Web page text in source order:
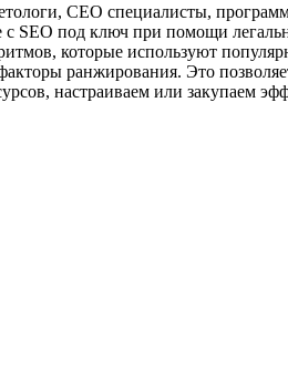
СЕО специалисты,
SEO под ключ при помощи
которые используют
ранжирования. Это
настраиваем или закупаем